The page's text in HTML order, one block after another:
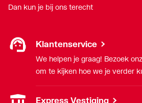
Dan kun je bij ons terecht
Klantenservice
We helpen je graag! Bezoek
om te kijken hoe we je verder
Express Vestiging